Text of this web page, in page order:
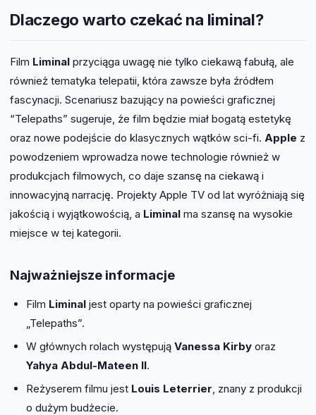
Dlaczego warto czekać na liminal?
Film Liminal przyciąga uwagę nie tylko ciekawą fabułą, ale
również tematyka telepatii, która zawsze była źródłem
fascynacji. Scenariusz bazujący na powieści graficznej
“Telepaths” sugeruje, że film będzie miał bogatą estetykę
oraz nowe podejście do klasycznych wątków sci-fi. Apple z
powodzeniem wprowadza nowe technologie również w
produkcjach filmowych, co daje szansę na ciekawą i
innowacyjną narrację. Projekty Apple TV od lat wyróżniają się
jakością i wyjątkowością, a Liminal ma szansę na wysokie
miejsce w tej kategorii.
Najważniejsze informacje
Film Liminaljest oparty na powieści graficznej
„Telepaths”.
W głównych rolach występują Vanessa Kirbyoraz
Yahya Abdul-Mateen II.
Reżyserem filmu jest Louis Leterrier , znany z produkcji
o dużym budżecie.